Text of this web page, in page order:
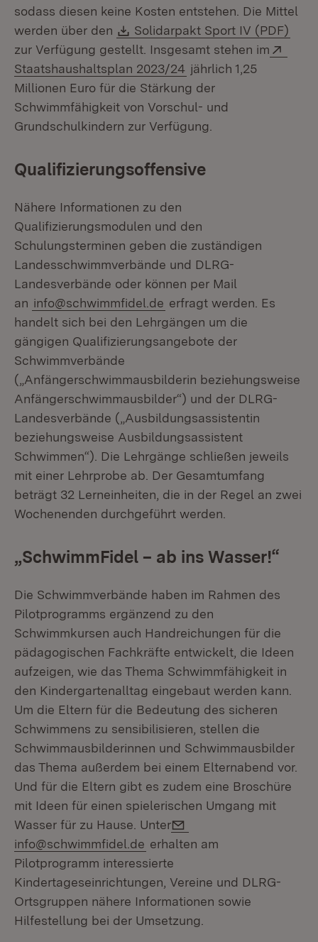
sodass diesen keine Kosten entstehen. Die Mittel
werden über den
Download:
Solidarpakt Sport IV (PDF)
zur Verfügung gestellt. Insgesamt stehen im
Staatshaushaltsplan 2023/24 (Öffnet in neuem
jährlich 1,25
Millionen Euro für die Stärkung der
Schwimmfähigkeit von Vorschul- und
Grundschulkindern zur Verfügung.
Qualifizierungsoffensive
Nähere Informationen zu den
Qualifizierungsmodulen und den
Schulungsterminen geben die zuständigen
Landesschwimmverbände und DLRG-
Landesverbände oder können per Mail
an info@schwimmfidel.de erfragt werden. Es
handelt sich bei den Lehrgängen um die
gängigen Qualifizierungsangebote der
Schwimmverbände
(„Anfängerschwimmausbilderin beziehungsweise
Anfängerschwimmausbilder“) und der DLRG-
Landesverbände („Ausbildungsassistentin
beziehungsweise Ausbildungsassistent
Schwimmen“). Die Lehrgänge schließen jeweils
mit einer Lehrprobe ab. Der Gesamtumfang
beträgt 32 Lerneinheiten, die in der Regel an zwei
Wochenenden durchgeführt werden.
„SchwimmFidel – ab ins Wasser!“
Die Schwimmverbände haben im Rahmen des
Pilotprogramms ergänzend zu den
Schwimmkursen auch Handreichungen für die
pädagogischen Fachkräfte entwickelt, die Ideen
aufzeigen, wie das Thema Schwimmfähigkeit in
den Kindergartenalltag eingebaut werden kann.
Um die Eltern für die Bedeutung des sicheren
Schwimmens zu sensibilisieren, stellen die
Schwimmausbilderinnen und Schwimmausbilder
das Thema außerdem bei einem Elternabend vor.
Und für die Eltern gibt es zudem eine Broschüre
mit Ideen für einen spielerischen Umgang mit
Wasser für zu Hause. Unter
info@schwimmfidel.de erhalten am
Pilotprogramm interessierte
Kindertageseinrichtungen, Vereine und DLRG-
Ortsgruppen nähere Informationen sowie
Hilfestellung bei der Umsetzung.